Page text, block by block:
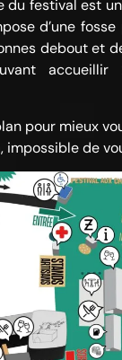
du festival est
d’une
debout et
accueillir
pour mieux
impossible de